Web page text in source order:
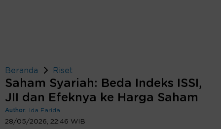
Beranda Riset
Saham Syariah: Beda Indeks ISSI,
JII dan Efeknya ke Harga Saham
Author: Ida Farida
28/05/2026, 22:46 WIB